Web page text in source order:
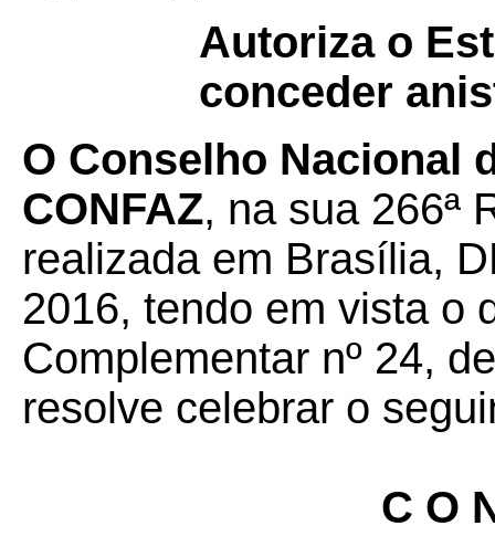
Autoriza o
conceder
O Conselho Nacional
CONFAZ, na sua 266ª
realizada em Brasília,
2016, tendo em vista o
Complementar nº 24,
resolve celebrar o
C O